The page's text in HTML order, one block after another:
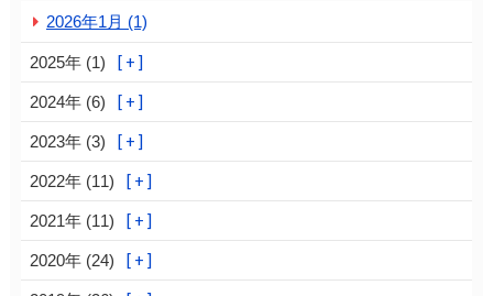
2026年1月 (1)
2025年 (1)
2024年 (6)
2023年 (3)
2022年 (11)
2021年 (11)
2020年 (24)